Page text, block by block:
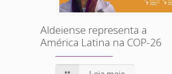
Aldeiense representa a
América Latina na COP-26